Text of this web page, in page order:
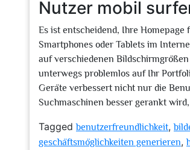
Nutzer mobil
Es ist entscheidend, Ihre
Smartphones oder Tablets im
auf verschiedenen
unterwegs problemlos auf Ihr
Geräte verbessert nicht nur die
Suchmaschinen besser gerankt
Taggedbenutzerfreundlichkeit,
geschäftsmöglichkeiten generieren,